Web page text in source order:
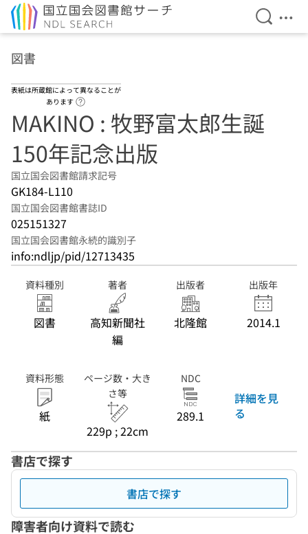
検索を
メ
図書
表紙は所蔵館によって異なることが
あります
MAKINO : 牧野富太郎生誕
150年記念出版
国立国会図書館請求記号
GK184-L110
国立国会図書館書誌ID
025151327
国立国会図書館永続的識別子
info:ndljp/pid/12713435
資料種別
図書
著者
高知新聞社
編
出版者
北隆館
出版年
2014.1
資料形態
紙
ページ数・大き
さ等
229p ; 22cm
NDC
289.1
詳細を見
る
書店で探す
書店で探す
障害者向け資料で読む